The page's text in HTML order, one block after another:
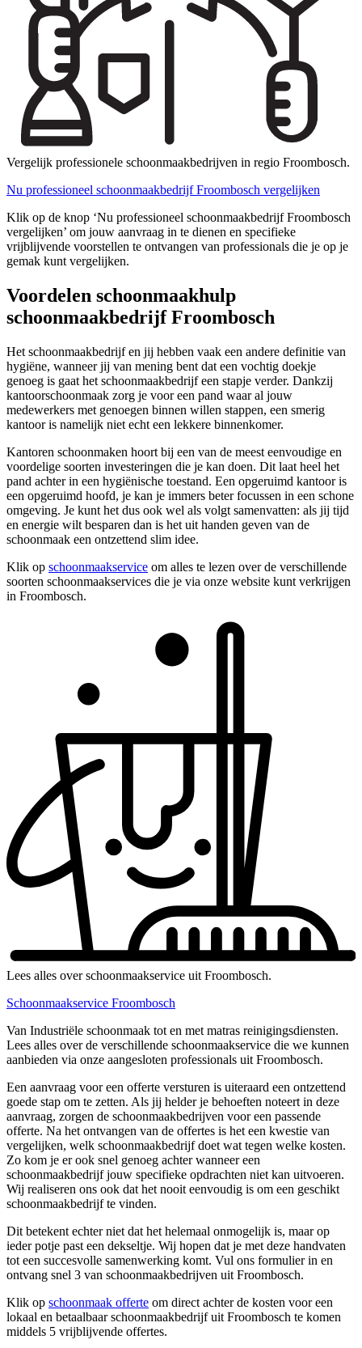
Vergelijk professionele schoonmaakbedrijven in regio Froombosch.
Nu professioneel schoonmaakbedrijf Froombosch vergelijken
Klik op de knop ‘Nu professioneel schoonmaakbedrijf Froombosch
vergelijken’ om jouw aanvraag in te dienen en specifieke
vrijblijvende voorstellen te ontvangen van professionals die je op je
gemak kunt vergelijken.
Voordelen schoonmaakhulp
schoonmaakbedrijf Froombosch
Het schoonmaakbedrijf en jij hebben vaak een andere definitie van
hygiëne, wanneer jij van mening bent dat een vochtig doekje
genoeg is gaat het schoonmaakbedrijf een stapje verder. Dankzij
kantoorschoonmaak zorg je voor een pand waar al jouw
medewerkers met genoegen binnen willen stappen, een smerig
kantoor is namelijk niet echt een lekkere binnenkomer.
Kantoren schoonmaken hoort bij een van de meest eenvoudige en
voordelige soorten investeringen die je kan doen. Dit laat heel het
pand achter in een hygiënische toestand. Een opgeruimd kantoor is
een opgeruimd hoofd, je kan je immers beter focussen in een schone
omgeving. Je kunt het dus ook wel als volgt samenvatten: als jij tijd
en energie wilt besparen dan is het uit handen geven van de
schoonmaak een ontzettend slim idee.
Klik op schoonmaakservice om alles te lezen over de verschillende
soorten schoonmaakservices die je via onze website kunt verkrijgen
in Froombosch.
Lees alles over schoonmaakservice uit Froombosch.
Schoonmaakservice Froombosch
Van Industriële schoonmaak tot en met matras reinigingsdiensten.
Lees alles over de verschillende schoonmaakservice die we kunnen
aanbieden via onze aangesloten professionals uit Froombosch.
Een aanvraag voor een offerte versturen is uiteraard een ontzettend
goede stap om te zetten. Als jij helder je behoeften noteert in deze
aanvraag, zorgen de schoonmaakbedrijven voor een passende
offerte. Na het ontvangen van de offertes is het een kwestie van
vergelijken, welk schoonmaakbedrijf doet wat tegen welke kosten.
Zo kom je er ook snel genoeg achter wanneer een
schoonmaakbedrijf jouw specifieke opdrachten niet kan uitvoeren.
Wij realiseren ons ook dat het nooit eenvoudig is om een geschikt
schoonmaakbedrijf te vinden.
Dit betekent echter niet dat het helemaal onmogelijk is, maar op
ieder potje past een dekseltje. Wij hopen dat je met deze handvaten
tot een succesvolle samenwerking komt. Vul ons formulier in en
ontvang snel 3 van schoonmaakbedrijven uit Froombosch.
Klik op schoonmaak offerte om direct achter de kosten voor een
lokaal en betaalbaar schoonmaakbedrijf uit Froombosch te komen
middels 5 vrijblijvende offertes.